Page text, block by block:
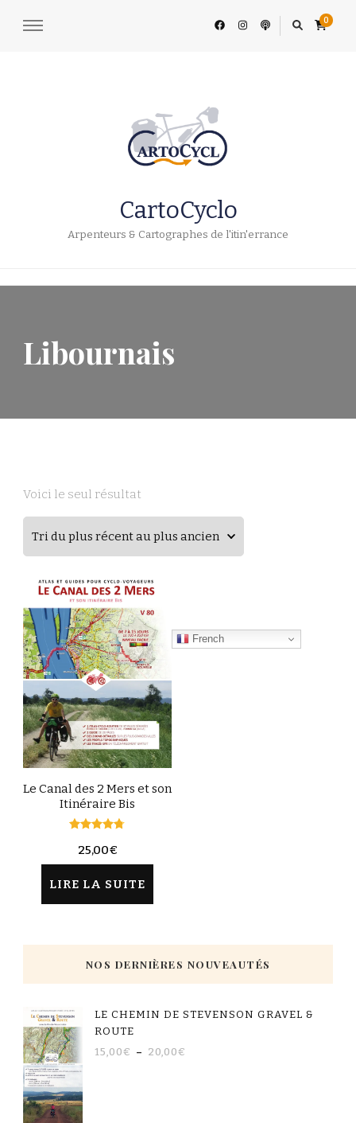
0
CartoCyclo
Arpenteurs & Cartographes de l'itin'errance
Libournais
Voici le seul résultat
Le Canal des 2 Mers et son
Itinéraire Bis
4.67
25,00€
LIRE LA SUITE
French
NOS DERNIÈRES NOUVEAUTÉS
LE CHEMIN DE STEVENSON GRAVEL &
ROUTE
15,00€ – 20,00€